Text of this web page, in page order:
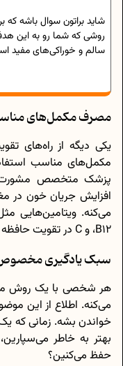
شاید براتون سوال باشه که
روشی که شما رو به این
سالم و خوراکی‌های مفید
مصرف مکمل‌های
یکی دیگه از راه‌های
مکمل‌های مناسب
پزشک متخصص مشورت
افزایش جریان خون در
،B12 و C در تقویت حافظه موثر هستن.
سبک یادگیری مخصوص
هر شخصی با یک روش
می‌کنه. اطلاع از این
خواندن بشه. زمانی که
بهتر به خاطر
حفظ می‌کنین؟